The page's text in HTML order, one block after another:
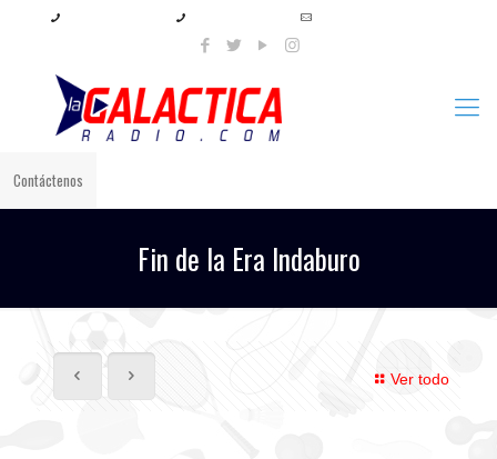
Contáctenos
Fin de la Era Indaburo
Ver todo